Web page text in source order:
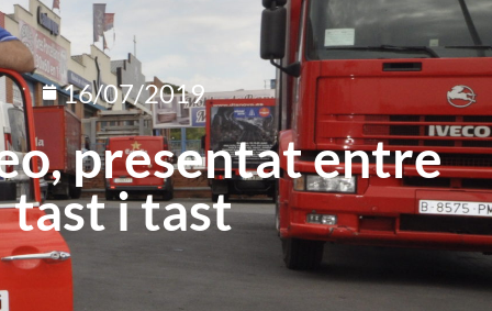
16/07/2019
presentat entre
tast i tast